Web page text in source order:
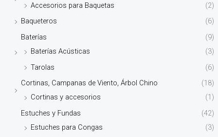
Accesorios para Baquetas
(2)
Baqueteros
(6)
Baterías
(9)
Baterías Acústicas
(3)
Tarolas
(6)
Cortinas, Campanas de Viento, Árbol Chino
(18)
Cortinas y accesorios
(1)
Estuches y Fundas
(42)
Estuches para Congas
(3)